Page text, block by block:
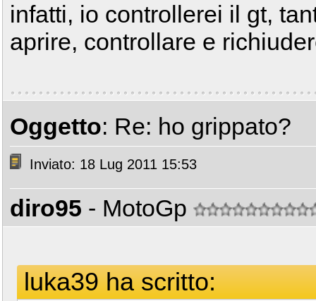
infatti, io controllerei il gt,
aprire, controllare e
Oggetto: Re: ho grippato?
Inviato: 18 Lug 2011 15:53
diro95 - MotoGp
luka39 ha scritto: